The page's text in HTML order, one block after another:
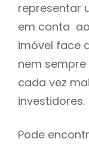
representar
em conta
imóvel face
nem sempre
cada vez
investidores.
Pode